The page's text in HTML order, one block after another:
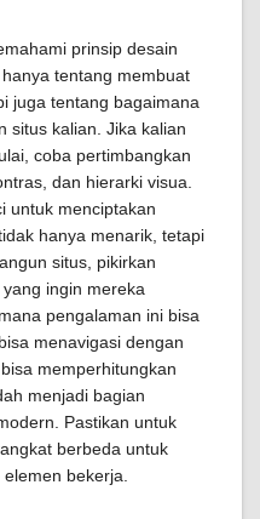
prinsip desain
tentang membuat
juga tentang bagaimana
situs kalian. Jika kalian
coba pertimbangkan
dan hierarki visua.
untuk menciptakan
hanya menarik, tetapi
situs, pikirkan
ingin mereka
pengalaman ini bisa
menavigasi dengan
memperhitungkan
menjadi bagian
Pastikan untuk
berbeda untuk
bekerja.